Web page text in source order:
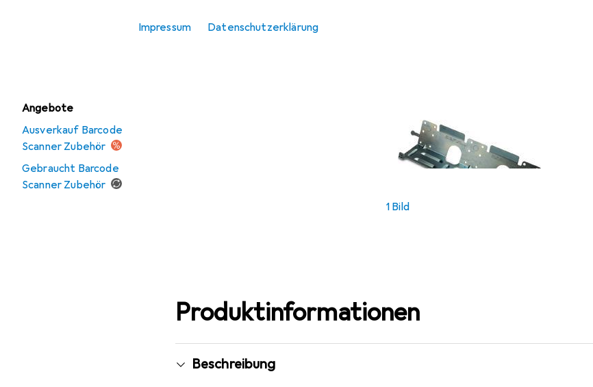
Impressum Datenschutzerklärung
Angebote
Ausverkauf Barcode
Scanner Zubehör
Gebraucht Barcode
Scanner Zubehör
1 Bild
Produktinformationen
Beschreibung